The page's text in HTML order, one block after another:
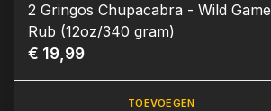
2 Gringos Chupacabra - Wild Game
Rub (12oz/340 gram)
€ 19,99
TOEVOEGEN